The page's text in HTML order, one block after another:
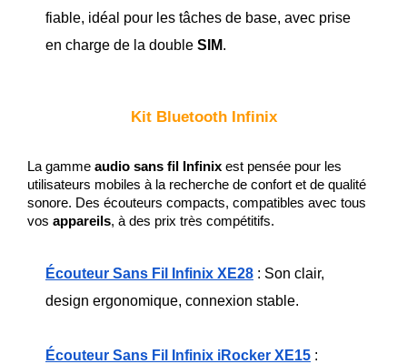
fiable, idéal pour les tâches de base, avec prise
en charge de la double SIM.
Kit Bluetooth Infinix
La gamme audio sans fil Infinix est pensée pour les
utilisateurs mobiles à la recherche de confort et de qualité
sonore. Des écouteurs compacts, compatibles avec tous
vos appareils, à des prix très compétitifs.
Écouteur Sans Fil Infinix XE28 : Son clair,
design ergonomique, connexion stable.
Écouteur Sans Fil Infinix iRocker XE15 :